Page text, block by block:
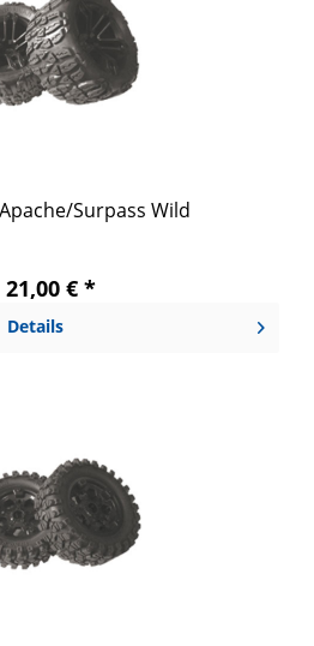
Surpass Wild
21,00 € *
Details